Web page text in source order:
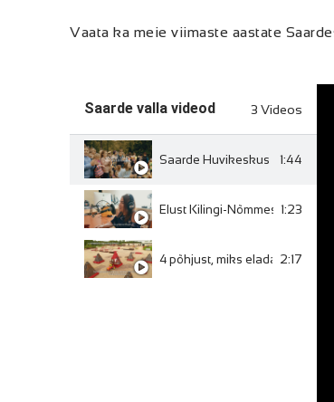
Vaata ka meie viimaste aastate
Saarde valla videod 3 Videos
Saarde Huvikeskus 1:44
Elust Kilingi-Nõmmes 1:23
4 põhjust, miks elada Saarde
2:17